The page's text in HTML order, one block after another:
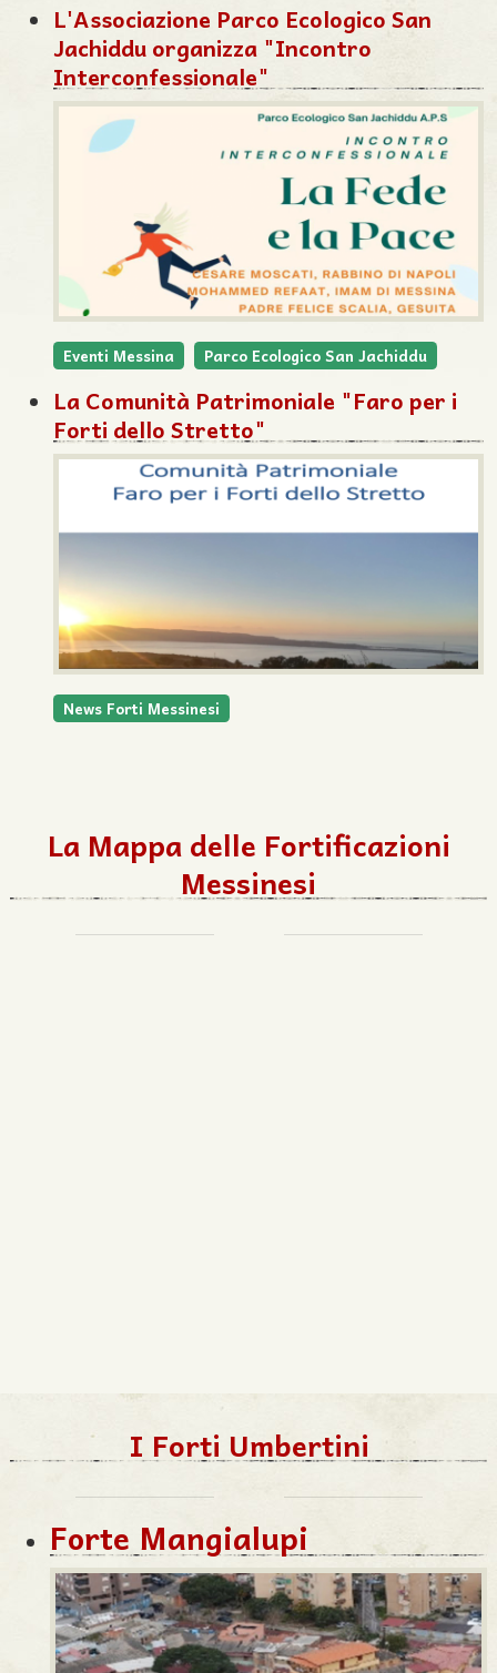
L'Associazione Parco Ecologico San
Jachiddu organizza "Incontro
Interconfessionale"
Eventi Messina Parco Ecologico San Jachiddu
La Comunità Patrimoniale "Faro per i
Forti dello Stretto"
News Forti Messinesi
La Mappa delle Fortificazioni
Messinesi
I Forti Umbertini
Forte Mangialupi